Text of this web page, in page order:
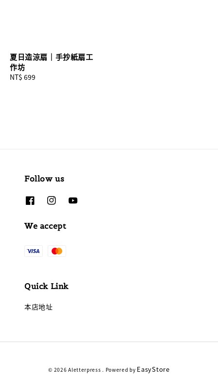
夏日造涼扇｜手抄紙扇工
作坊
Regular
NT$ 699
Follow us
We accept
Quick Link
本店地址
© 2026 Aletterpress . Powered by EasyStore